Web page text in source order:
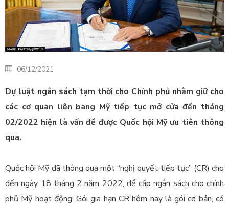
06/12/2021
Dự luật ngân sách tạm thời cho Chính phủ nhằm giữ cho
các cơ quan liên bang Mỹ tiếp tục mở cửa đến tháng
02/2022 hiện là vấn đề được Quốc hội Mỹ ưu tiên thông
qua.
Quốc hội Mỹ đã thông qua một “nghị quyết tiếp tục” (CR) cho
đến ngày 18 tháng 2 năm 2022, để cấp ngân sách cho chính
phủ Mỹ hoạt động. Gói gia hạn CR hôm nay là gói cơ bản, có